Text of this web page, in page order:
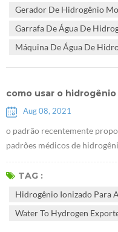
resultados ...
Gerador De Hidrogênio
Garrafa De Água De
Máquina De Água De
como usar o
Aug 08, 2021
o padrão recentemente
padrões médicos de
consumo de rico água
hidrogênio não inferior a 0,5
todos os dias, s...
TAG :
Hidrogênio Ionizado Para
Water To Hydrogen